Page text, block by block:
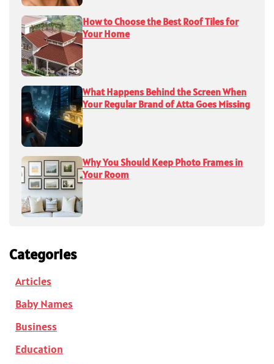
How to Choose the Best Roof Tiles for
Your Home
What Happens Behind the Screen When
Your Regular Brand of Atta Goes Missing
Why You Should Keep Photo Frames in
Your Room
Categories
Articles
Baby Names
Business
Education